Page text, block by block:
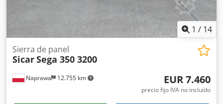
1 / 14
Naprawa 12.755 km
Sierra de panel
SicarSega 350 3200
EUR 7.460
precio fijo IVA no incluído